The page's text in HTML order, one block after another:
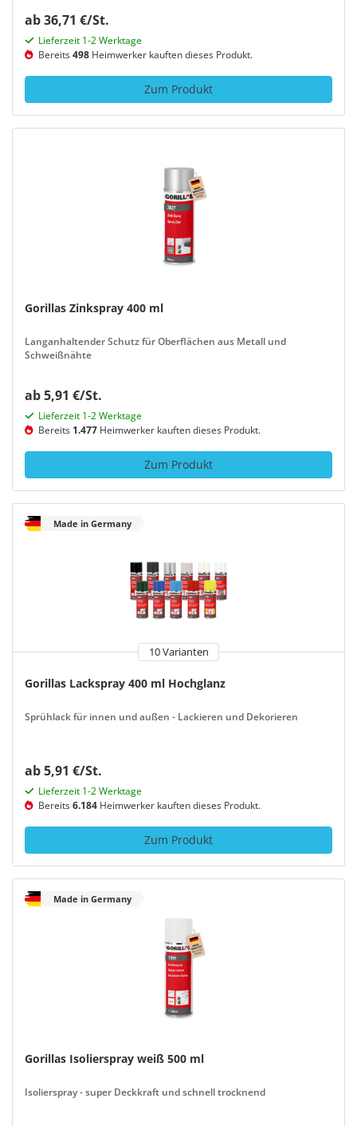
ab 36,71 €/St.
Lieferzeit 1-2 Werktage
Bereits498 Heimwerker kauften dieses Produkt.
Zum Produkt
Gorillas Zinkspray 400 ml
Langanhaltender Schutz für Oberflächen aus Metall und
Schweißnähte
ab 5,91 €/St.
Lieferzeit 1-2 Werktage
Bereits 1.477 Heimwerker kauften dieses Produkt.
Zum Produkt
Made in Germany
10 Varianten
Gorillas Lackspray 400 ml Hochglanz
Sprühlack für innen und außen - Lackieren und Dekorieren
ab 5,91 €/St.
Lieferzeit 1-2 Werktage
Bereits6.184 Heimwerker kauften dieses Produkt.
Zum Produkt
Made in Germany
Gorillas Isolierspray weiß 500 ml
Isolierspray - super Deckkraft und schnell trocknend